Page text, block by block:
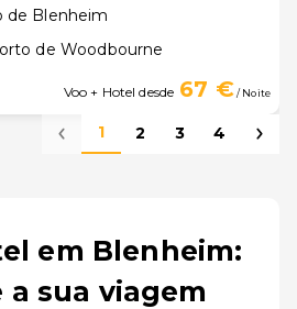
de Blenheim
de Woodbourne
Voo + Hotel desde 67 €/ Noite
1 2 3 4
em Blenheim:
a sua viagem